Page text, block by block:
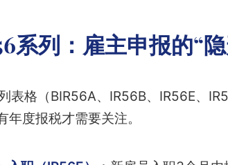
系列：雇主申报的“
表格（BIR56A、IR56B、IR56E、
年度报税才需要关注。